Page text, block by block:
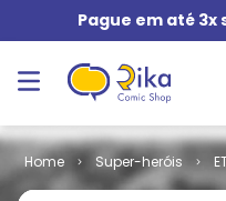
Pague em até 3x
Super-heróis